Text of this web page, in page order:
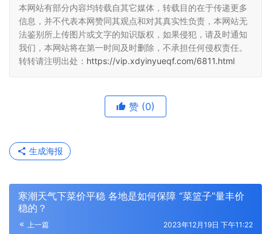
本网站有部分内容均转载自其它媒体，转载目的在于传递更多
信息，并不代表本网赞同其观点和对其真实性负责，本网站无
法鉴别所上传图片或文字的知识版权，如果侵犯，请及时通知
我们，本网站将在第一时间及时删除，不承担任何侵权责任。
转转请注明出处： https://vip.xdyinyueqf.com/6811.html
赞 (0)
生成海报
寒潮天气下菜价平稳 各地是如何保障 “菜篮子”量丰价
稳的？
上一篇 2023年12月19日 下午11:22